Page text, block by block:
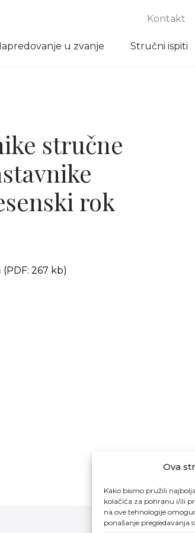
Ova
Kako bismo pružili
kolačića za pohranu i/ili
na ove tehnologije
ponašanje pregledavanja
Kontakt
u zvanje Stručni ispiti
stručne
rok
(PDF: 267 kb)